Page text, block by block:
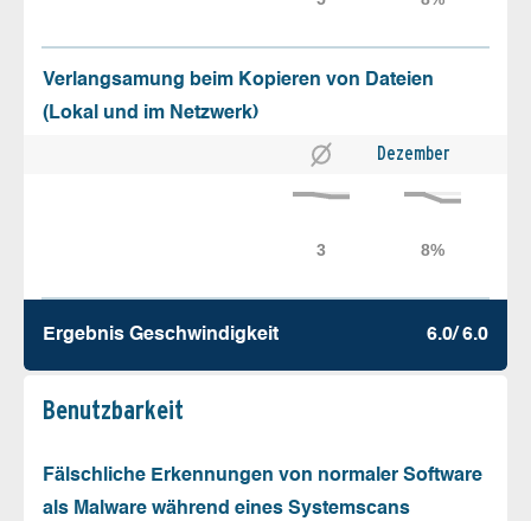
Verlangsamung beim Kopieren von Dateien
(Lokal und im Netzwerk)
Dezember
Ergebnis Geschw­indigkeit 6.0/ 6.0
Benutz­barkeit
Fälschliche Erkennungen von normaler Software
als Malware während eines Systemscans